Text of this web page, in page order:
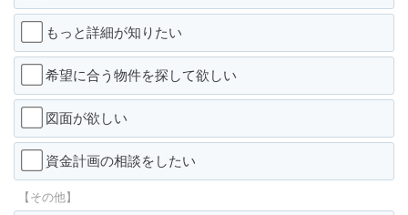
もっと詳細が知りたい
希望に合う物件を探して欲しい
図面が欲しい
資金計画の相談をしたい
【その他】